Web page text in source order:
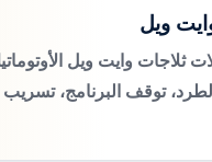
ويل
وايت ويل
توقف البرنامج، تسريب